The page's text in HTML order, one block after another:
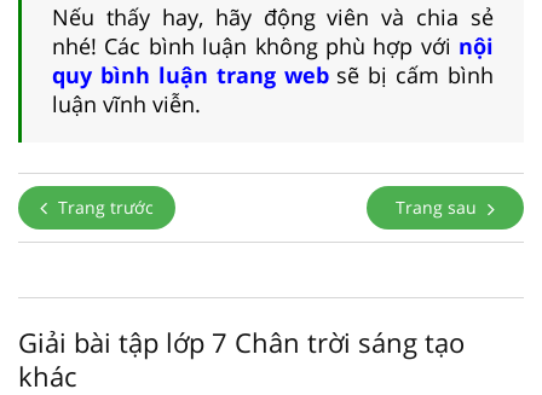
Nếu thấy hay, hãy động viên và chia sẻ
nhé! Các bình luận không phù hợp với nội
quy bình luận trang websẽ bị cấm bình
luận vĩnh viễn.
Trang trước Trang sau
Giải bài tập lớp 7 Chân trời sáng tạo
khác